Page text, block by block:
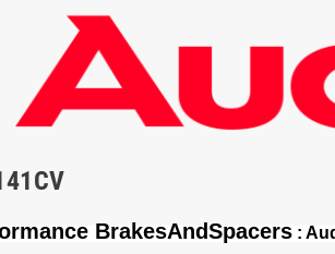
BrakesAndSpacers :